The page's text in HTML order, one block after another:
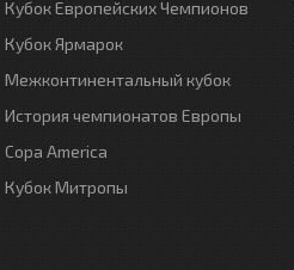
Кубок Европейских Чемпионов
Кубок Ярмарок
Межконтинентальный кубок
История чемпионатов Европы
Copa America
Кубок Митропы